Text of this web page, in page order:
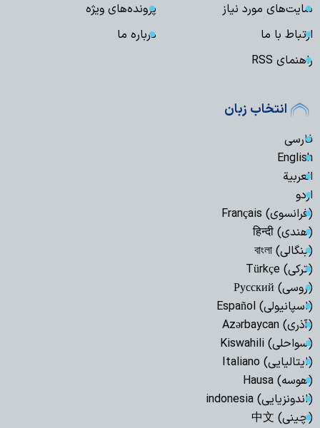
سایت‌های مورد نیاز
پرونده‌های ویژه
ارتباط با ما
درباره ما
راهنمای RSS
انتخاب زبان
فارسی
English
العربیة
اردو
(فرانسوی) Français
(هندی) हिन्दी
(بنگالی) বাংলা
(ترکی) Türkçe
(روسی) Русский
(اسپانیولی) Español
(آذری) Azərbaycan
(سواحلی) Kiswahili
(ایتالیایی) Italiano
(هوسه) Hausa
(اندونزیایی) indonesia
(چینی) 中文